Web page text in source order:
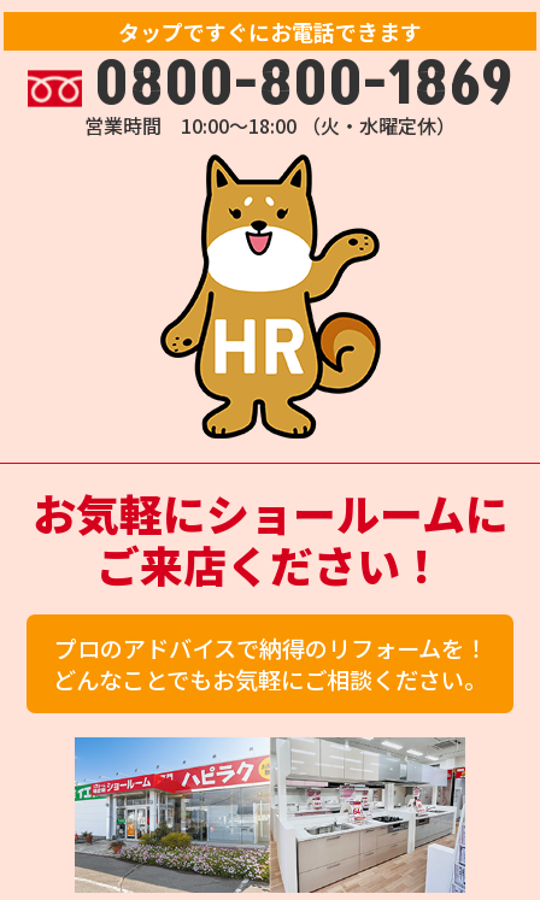
タップですぐにお電話できます
0800-800-1869
営業時間 10:00～18:00 （火・水曜定休）
お気軽にショールームに
ご来店ください！
プロのアドバイスで納得のリフォームを！
どんなことでもお気軽にご相談ください。